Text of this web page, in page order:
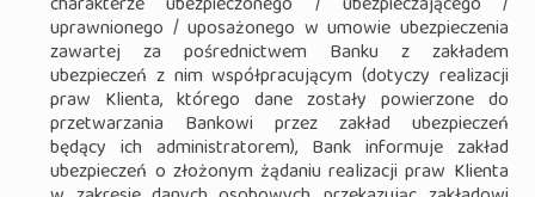
uprawnionego / uposażonego w umowie ubezpieczenia
zawartej za pośrednictwem Banku z zakładem
ubezpieczeń z nim współpracującym (dotyczy realizacji
praw Klienta, którego dane zostały powierzone do
przetwarzania Bankowi przez zakład ubezpieczeń
będący ich administratorem), Bank informuje zakład
ubezpieczeń o złożonym żądaniu realizacji praw Klienta